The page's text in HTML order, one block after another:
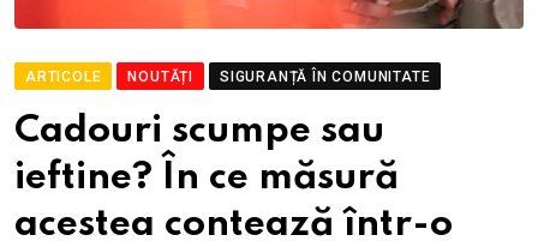
ARTICOLE NOUTĂȚI SIGURANȚĂ ÎN COMUNITATE
Cadouri scumpe sau
ieftine? În ce măsură
acestea contează într-o